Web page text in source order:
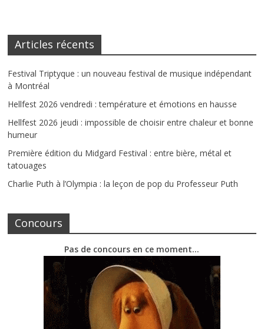
Articles récents
Festival Triptyque : un nouveau festival de musique indépendant
à Montréal
Hellfest 2026 vendredi : température et émotions en hausse
Hellfest 2026 jeudi : impossible de choisir entre chaleur et bonne
humeur
Première édition du Midgard Festival : entre bière, métal et
tatouages
Charlie Puth à l’Olympia : la leçon de pop du Professeur Puth
Concours
Pas de concours en ce moment…